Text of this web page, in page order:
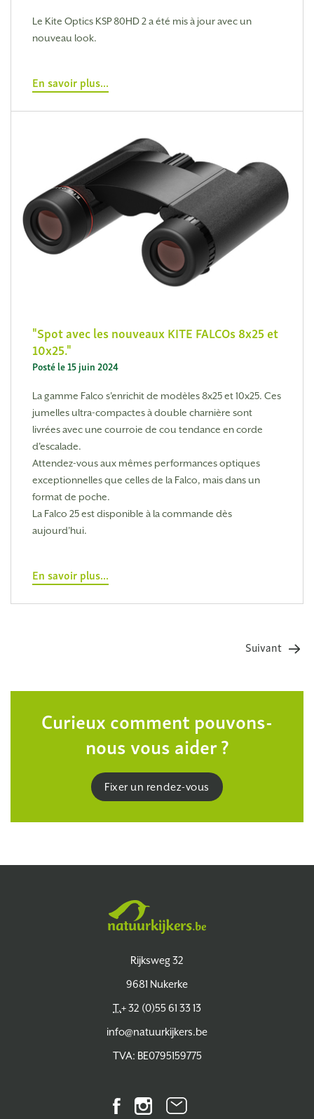
Le Kite Optics KSP 80HD 2 a été mis à jour avec un
nouveau look.
En savoir plus...
Spot avec les nouveaux KITE FALCOs 8x25 et
10x25.
Posté le 15 juin 2024
La gamme Falco s'enrichit de modèles 8x25 et 10x25. Ces
jumelles ultra-compactes à double charnière sont
livrées avec une courroie de cou tendance en corde
d'escalade.
Attendez-vous aux mêmes performances optiques
exceptionnelles que celles de la Falco, mais dans un
format de poche.
La Falco 25 est disponible à la commande dès
aujourd'hui.
En savoir plus...
Suivant
Curieuxcomment pouvons-
nous vous aider ?
Fixer un rendez-vous
Rijksweg 32
9681 Nukerke
T.+ 32 (0)55 61 33 13
info@natuurkijkers.be
TVA: BE0795159775
FacebookInstagramBulletin